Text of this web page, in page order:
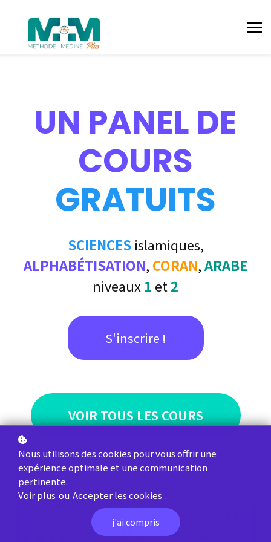
UN PANEL DE
COURS
GRATUITS
SCIENCESislamiques,
ALPHABÉTISATION, CORAN,ARABE
niveaux1 et2
S'inscrire !
VOIR TOUS LES COURS
Nous utilisons des cookies pour vous offrir une
expérience optimale et une communication
pertinente.
Voir plus ou Accepter les cookies .
j'ai compris